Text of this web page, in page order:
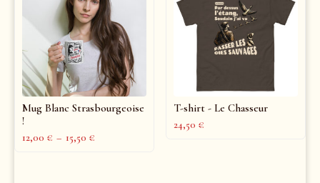
Mug Blanc Strasbourgeoise
!
12,00 € – 15,50 €
T-shirt - Le Chasseur
24,50 €